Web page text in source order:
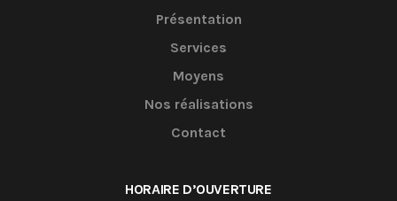
Présentation
Services
Moyens
Nos réalisations
Contact
HORAIRE D’OUVERTURE